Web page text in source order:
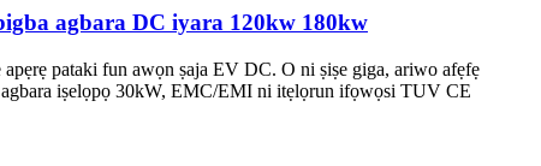
agbara DC iyara 120kw 180kw
pataki fun awọn ṣaja EV DC. O ni ṣiṣe giga, ariwo afẹfẹ
iṣelọpọ 30kW, EMC/EMI ni itẹlọrun ifọwọsi TUV CE